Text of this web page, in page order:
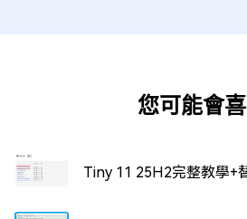
您可能會
Tiny 11 25H2完整教學+